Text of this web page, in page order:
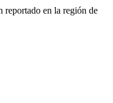
reportado en la región de